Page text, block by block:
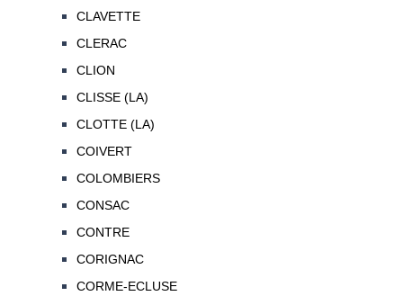
CLAVETTE
CLERAC
CLION
CLISSE (LA)
CLOTTE (LA)
COIVERT
COLOMBIERS
CONSAC
CONTRE
CORIGNAC
CORME-ECLUSE